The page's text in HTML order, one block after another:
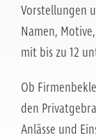
Vorstellungen
Namen,
mit bis zu 12
Ob
den
Anlässe und